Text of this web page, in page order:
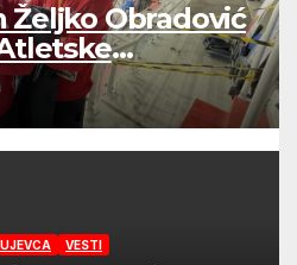
Željko Obradović
Srbije
VESTI